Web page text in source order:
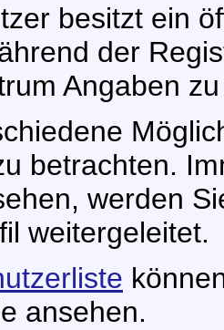
besitzt ein
der
Angaben
betrachten.
werden
weitergeleitet.
ansehen.